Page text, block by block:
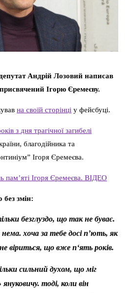
Андрій Лозовий написав
Ігорю Єремеєву.
на своїй сторінці у фейсбуці.
з дня трагічної загибелі
благодійника та
Ігоря Єремеєва.
пам’яті Ігоря Єремеєва. ВІДЕО
без змін:
безглуздо, що так не буває.
хоча за тебе досі п’ють, як
віриться, що вже п‘ять років.
сильний духом, що міг
януковичу. тоді, коли він